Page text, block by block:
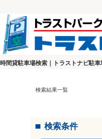
時間貸駐車場検索｜トラストナビ駐車
検索結果一覧
検索条件